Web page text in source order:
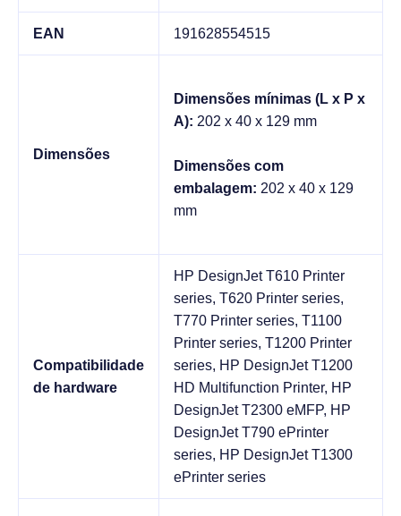
EAN 191628554515
Dimensões
Dimensões mínimas (L x P x
A): 202 x 40 x 129 mm
Dimensões com
embalagem: 202 x 40 x 129
mm
Compatibilidade
de hardware
HP DesignJet T610 Printer
series, T620 Printer series,
T770 Printer series, T1100
Printer series, T1200 Printer
series, HP DesignJet T1200
HD Multifunction Printer, HP
DesignJet T2300 eMFP, HP
DesignJet T790 ePrinter
series, HP DesignJet T1300
ePrinter series